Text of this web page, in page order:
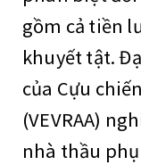
gồm cả tiền
khuyết tật.
của Cựu
(VEVRAA)
nhà thầu